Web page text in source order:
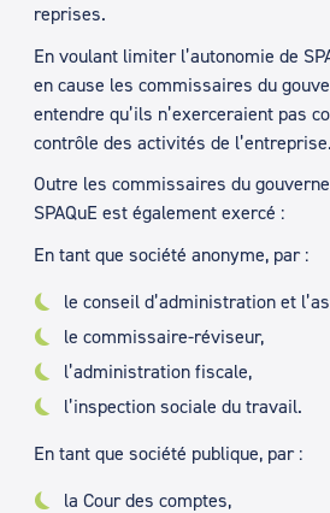
reprises.
En voulant limiter l’autonomie de
en cause les commissaires du
entendre qu’ils n’exerceraient pas
contrôle des activités de l’entreprise.
Outre les commissaires du
SPAQuE est également exercé :
En tant que société anonyme, par :
le conseil d’administration et
le commissaire-réviseur,
l’administration fiscale,
l’inspection sociale du travail.
En tant que société publique, par :
la Cour des comptes,